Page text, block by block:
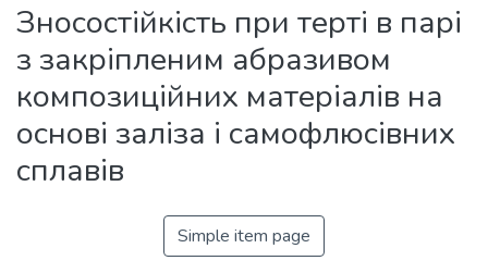
Зносостійкість при терті в парі
з закріпленим абразивом
композиційних матеріалів на
основі заліза і самофлюсівних
сплавів
Simple item page